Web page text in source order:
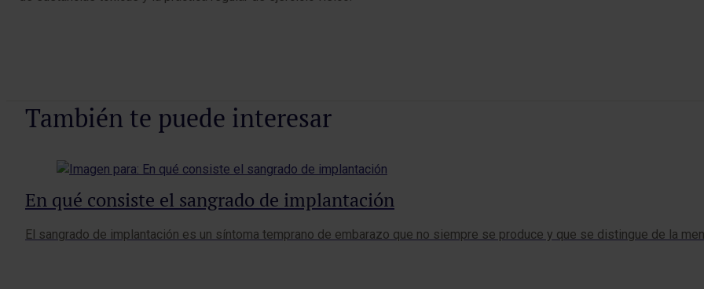
También te puede interesar
En qué consiste el sangrado de implantación
El sangrado de implantación es un síntoma temprano de embarazo que no siempre se produce y que se distingue de la